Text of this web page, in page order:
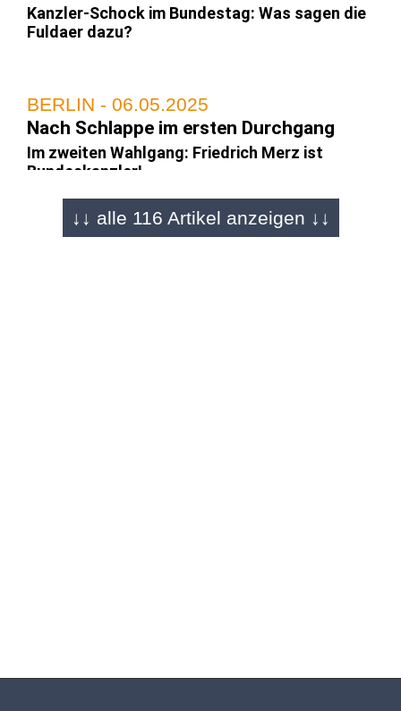
Kanzler-Schock im Bundestag: Was sagen die
Fuldaer dazu?
BERLIN - 06.05.2025
Nach Schlappe im ersten Durchgang
Im zweiten Wahlgang: Friedrich Merz ist
Bundeskanzler!
BERLIN - 06.05.2025
Gebürtiger Hesse zieht ins
↓↓ alle 116 Artikel anzeigen ↓↓